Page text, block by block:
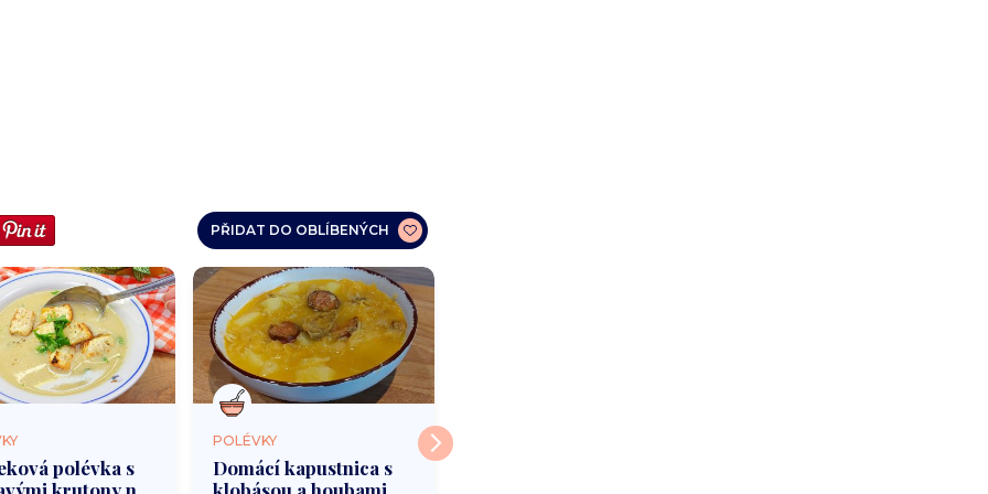
PŘIDAT DO OBLÍBENÝCH
polévka s
POLÉVKY
Domácí kapustnica s